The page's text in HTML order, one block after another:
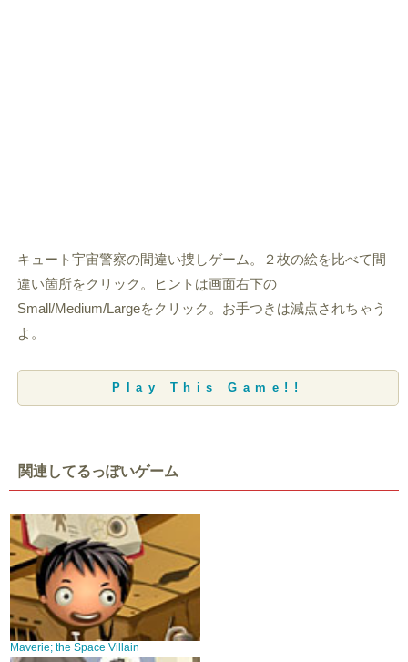
キュート宇宙警察の間違い捜しゲーム。２枚の絵を比べて間
違い箇所をクリック。ヒントは画面右下の
Small/Medium/Largeをクリック。お手つきは減点されちゃう
よ。
Play This Game!!
関連してるっぽいゲーム
Maverie; the Space Villain